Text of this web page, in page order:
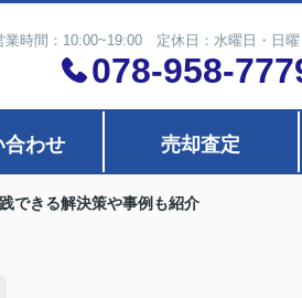
業時間：10:00~19:00 定休日：水曜日・日曜
078-958-
合わせ 売却査定
できる解決策や事例も紹介